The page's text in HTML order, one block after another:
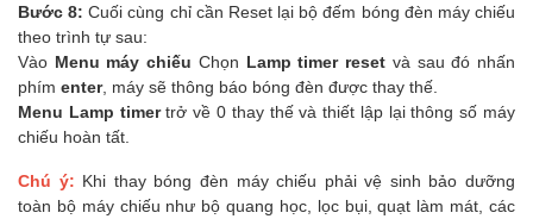
Bước 8:Cuối cùng chỉ cần Reset lại bộ đếm bóng đèn máy chiếu
theo trình tự sau:
Vào Menu máy chiếu Chọn Lamp timer reset và sau đó nhấn
phím enter, máy sẽ thông báo bóng đèn được thay thế.
Menu Lamp timertrở về 0 thay thế và thiết lập lại thông số máy
chiếu hoàn tất.
Chú ý: Khi thay bóng đèn máy chiếu phải vệ sinh bảo dưỡng
toàn bộ máy chiếu như bộ quang học, lọc bụi, quạt làm mát, các